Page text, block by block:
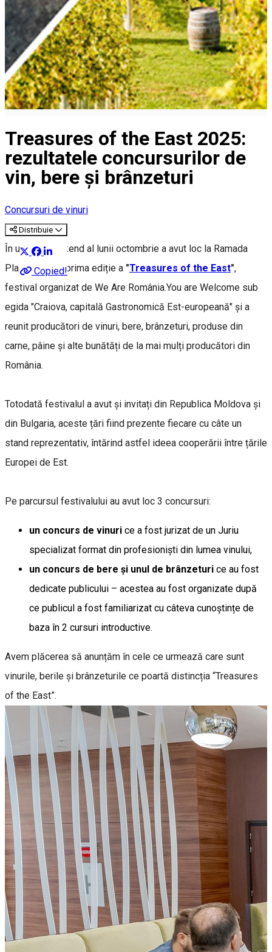
Treasures of the East 2025:
rezultatele concursurilor de
vin, bere și brânzeturi
Concursuri de vinuri
Distribuie
Copied!
În ultimul weekend al lunii octombrie a avut loc la Ramada
Plaza Craiova prima ediție a "Treasures of the East",
festival organizat de We Are România.You are Welcome sub
egida "Craiova, capitală Gastronomică Est-europeană" și a
reunit producători de vinuri, bere, brânzeturi, produse din
carne, pâine și alte bunătăți de la mai mulți producători din
România.
Totodată festivalul a avut și invitați din Republica Moldova și
din Bulgaria, aceste țări fiind prezente fiecare cu câte un
stand reprezentativ, întărind astfel ideea cooperării între țările
Europei de Est.
Pe parcursul festivalului au avut loc 3 concursuri:
un concurs de vinuri ce a fost jurizat de un Juriu
specializat format din profesioniști din lumea vinului,
un concurs de bere și unul de brânzeturi ce au fost
dedicate publicului – acestea au fost organizate după
ce publicul a fost familiarizat cu câteva cunoștințe de
baza în 2 cursuri introductive.
Avem plăcerea să anunțăm în cele ce urmează care sunt
vinurile, berile și brânzeturile ce poartă distincția “Treasures
of the East”.